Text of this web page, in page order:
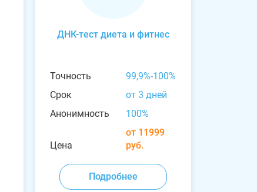
ДНК-тест диета и фитнес
Точность
99,9%-100%
Срок
от 3 дней
Анонимность
100%
Цена
от 11999
руб.
Подробнее